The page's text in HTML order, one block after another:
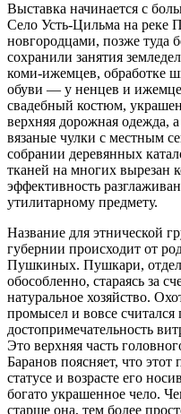
Выставка начинается с
Село Усть-Цильма на реке
новгородцами, позже туда
сохранили занятия
коми-ижемцев, обработке
обуви — у ненцев и
свадебный костюм,
верхняя дорожная одежда,
вязаные чулки с местным
собрании деревянных
тканей на многих вырезан
эффективность
утилитарному предмету.
Название для этнической
губернии происходит от
Пушкиных. Пушкари,
обособленно, стараясь за
натуральное хозяйство.
промысел и вовсе
достопримечательность
Это верхняя часть
Баранов поясняет, что
статусе и возрасте его
богато украшенное чело.
старше она, тем более